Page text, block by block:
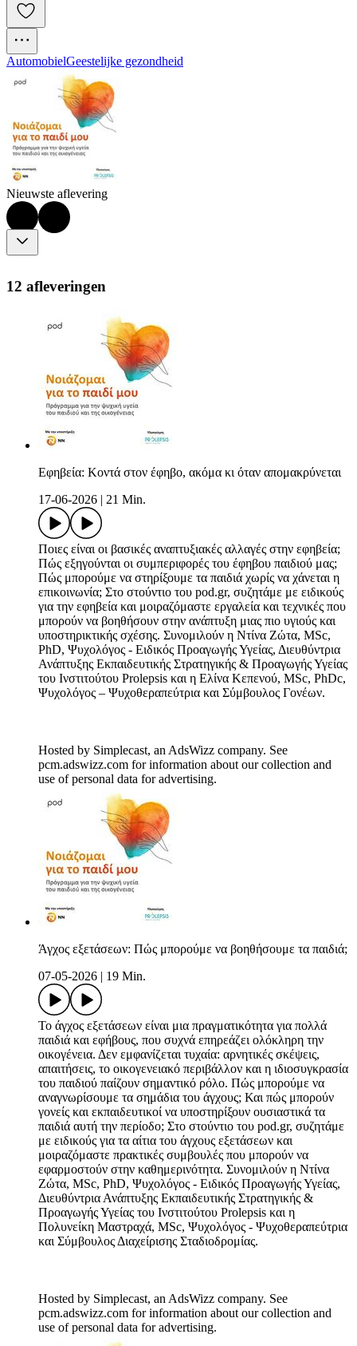
AutomobielGeestelijke gezondheid
Nieuwste aflevering
12 afleveringen
Εφηβεία: Κοντά στον έφηβο, ακόμα κι όταν απομακρύνεται
17-06-2026
21 Min.
Ποιες είναι οι βασικές αναπτυξιακές αλλαγές στην εφηβεία;
Πώς εξηγούνται οι συμπεριφορές του έφηβου παιδιού μας;
Πώς μπορούμε να στηρίξουμε τα παιδιά χωρίς να χάνεται η
επικοινωνία; Στο στούντιο του pod.gr, συζητάμε με ειδικούς
για την εφηβεία και μοιραζόμαστε εργαλεία και τεχνικές που
μπορούν να βοηθήσουν στην ανάπτυξη μιας πιο υγιούς και
υποστηρικτικής σχέσης. Συνομιλούν η Ντίνα Ζώτα, MSc,
PhD, Ψυχολόγος - Ειδικός Προαγωγής Υγείας, Διευθύντρια
Ανάπτυξης Εκπαιδευτικής Στρατηγικής & Προαγωγής Υγείας
του Iνστιτούτου Prolepsis και η Ελίνα Κεπενού, MSc, PhDc,
Ψυχολόγος – Ψυχοθεραπεύτρια και Σύμβουλος Γονέων.
Hosted by Simplecast, an AdsWizz company. See
pcm.adswizz.com for information about our collection and
use of personal data for advertising.
Άγχος εξετάσεων: Πώς μπορούμε να βοηθήσουμε τα παιδιά;
07-05-2026
19 Min.
Το άγχος εξετάσεων είναι μια πραγματικότητα για πολλά
παιδιά και εφήβους, που συχνά επηρεάζει ολόκληρη την
οικογένεια. Δεν εμφανίζεται τυχαία: αρνητικές σκέψεις,
απαιτήσεις, το οικογενειακό περιβάλλον και η ιδιοσυγκρασία
του παιδιού παίζουν σημαντικό ρόλο. Πώς μπορούμε να
αναγνωρίσουμε τα σημάδια του άγχους; Και πώς μπορούν
γονείς και εκπαιδευτικοί να υποστηρίξουν ουσιαστικά τα
παιδιά αυτή την περίοδο; Στο στούντιο του pod.gr, συζητάμε
με ειδικούς για τα αίτια του άγχους εξετάσεων και
μοιραζόμαστε πρακτικές συμβουλές που μπορούν να
εφαρμοστούν στην καθημερινότητα. Συνομιλούν η Ντίνα
Ζώτα, MSc, PhD, Ψυχολόγος - Ειδικός Προαγωγής Υγείας,
Διευθύντρια Ανάπτυξης Εκπαιδευτικής Στρατηγικής &
Προαγωγής Υγείας του Iνστιτούτου Prolepsis και η
Πολυνείκη Μαστραχά, MSc, Ψυχολόγος - Ψυχοθεραπεύτρια
και Σύμβουλος Διαχείρισης Σταδιοδρομίας.
Hosted by Simplecast, an AdsWizz company. See
pcm.adswizz.com for information about our collection and
use of personal data for advertising.